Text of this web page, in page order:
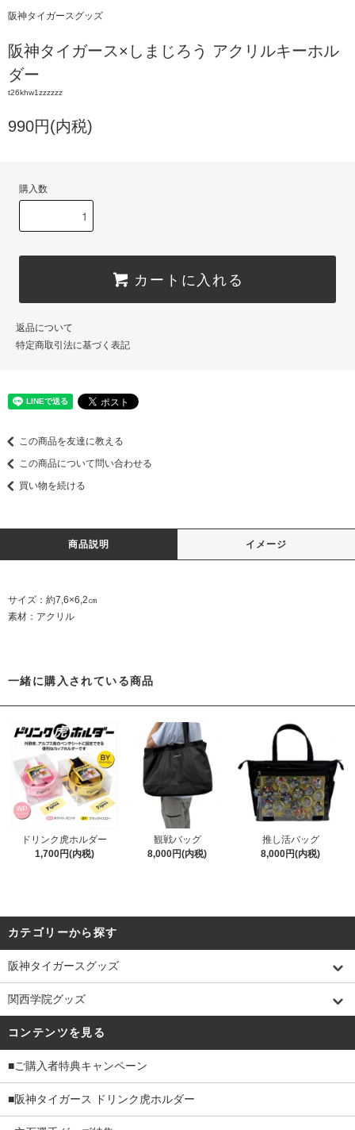
阪神タイガースグッズ
阪神タイガース×しまじろう アクリルキーホル
ダー
t26khw1zzzzzz
990円(内税)
購入数
カートに入れる
返品について
特定商取引法に基づく表記
この商品を友達に教える
この商品について問い合わせる
買い物を続ける
商品説明 イメージ
サイズ：約7,6×6,2㎝
素材：アクリル
一緒に購入されている商品
ドリンク虎ホルダー
1,700円(内税)
観戦バッグ
8,000円(内税)
推し活バッグ
8,000円(内税)
カテゴリーから探す
阪神タイガースグッズ
関西学院グッズ
コンテンツを見る
■ご購入者特典キャンペーン
■阪神タイガース ドリンク虎ホルダー